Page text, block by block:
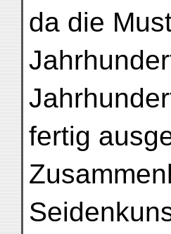
da die
fertig